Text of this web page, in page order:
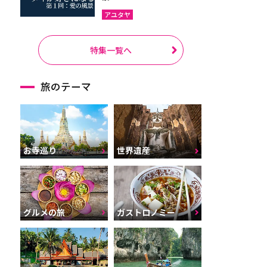
アユタヤ
特集一覧へ
旅のテーマ
お寺巡り 世界遺産
グルメの旅 ガストロノミー